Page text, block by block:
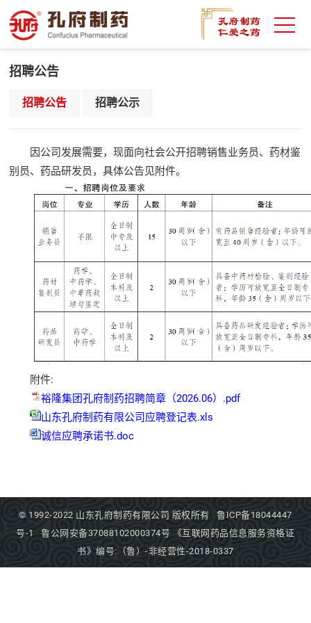
招聘公告
招聘公告 招聘公示
因公司发展需要，现面向社会公开招聘销售业务员、药材鉴
别员、药品研发员，具体公告见附件。
附件:
裕隆集团孔府制药招聘简章（2026.06）.pdf
山东孔府制药有限公司应聘登记表.xls
诚信应聘承诺书.doc
© 1992-2022 山东孔府制药有限公司 版权所有鲁ICP备18044447
号-1
鲁公网安备37088102000374号
《互联网药品信息服务资格证
书》编号:（鲁）-非经营性-2018-0337